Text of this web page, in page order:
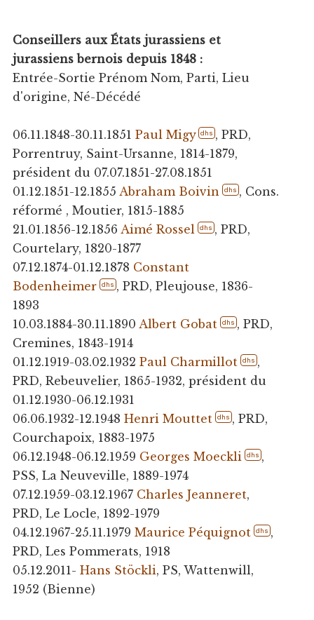
Conseillers aux États jurassiens et
jurassiens bernois depuis 1848 :
Entrée-Sortie Prénom Nom, Parti, Lieu
d'origine, Né-Décédé
06.11.1848-30.11.1851 Paul Migy dhs , PRD,
Porrentruy, Saint-Ursanne, 1814-1879,
président du 07.07.1851-27.08.1851
01.12.1851-12.1855 Abraham Boivin dhs , Cons.
réformé , Moutier, 1815-1885
21.01.1856-12.1856 Aimé Rossel dhs , PRD,
Courtelary, 1820-1877
07.12.1874-01.12.1878 Constant
Bodenheimer
dhs , PRD, Pleujouse, 1836-
1893
10.03.1884-30.11.1890 Albert Gobat dhs , PRD,
Cremines, 1843-1914
01.12.1919-03.02.1932 Paul Charmillot dhs ,
PRD, Rebeuvelier, 1865-1932, président du
01.12.1930-06.12.1931
06.06.1932-12.1948 Henri Mouttet dhs , PRD,
Courchapoix, 1883-1975
06.12.1948-06.12.1959 Georges Moeckli dhs ,
PSS, La Neuveville, 1889-1974
07.12.1959-03.12.1967 Charles Jeanneret,
PRD, Le Locle, 1892-1979
04.12.1967-25.11.1979 Maurice Péquignot dhs ,
PRD, Les Pommerats, 1918
05.12.2011- Hans Stöckli, PS, Wattenwill,
1952 (Bienne)